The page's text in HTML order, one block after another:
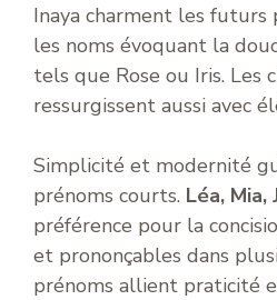
Inaya charment les
les noms évoquant la
tels que Rose ou Iris. Les
ressurgissent aussi avec
Simplicité et modernité
prénoms courts. Léa, Mia,
préférence pour la
et prononçables dans
prénoms allient praticité